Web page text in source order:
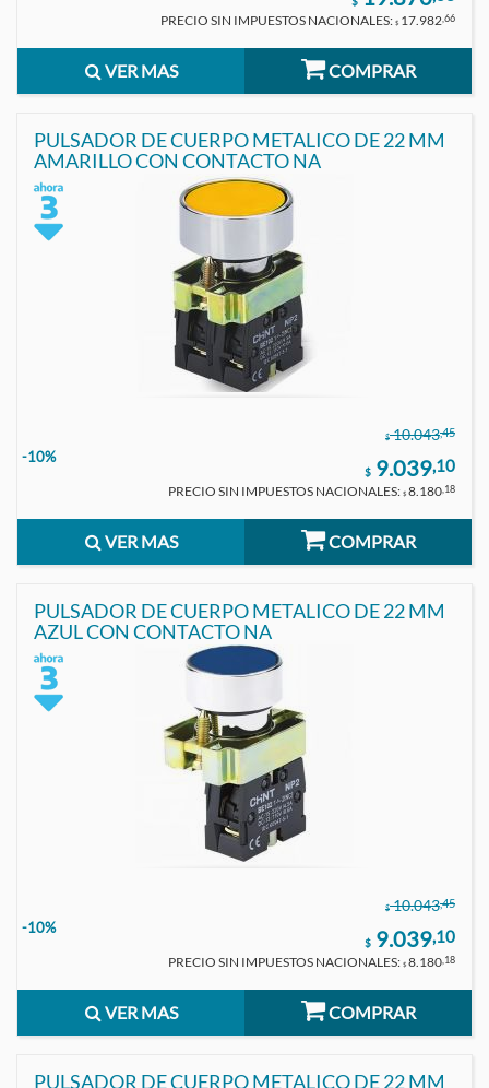
PRECIO SIN IMPUESTOS NACIONALES: $ 17.982,66
VER MAS COMPRAR
PULSADOR DE CUERPO METALICO DE 22 MM
AMARILLO CON CONTACTO NA
$ 10.043,45
-10%
$ 9.039,10
PRECIO SIN IMPUESTOS NACIONALES: $ 8.180,18
VER MAS COMPRAR
PULSADOR DE CUERPO METALICO DE 22 MM
AZUL CON CONTACTO NA
$ 10.043,45
-10%
$ 9.039,10
PRECIO SIN IMPUESTOS NACIONALES: $ 8.180,18
VER MAS COMPRAR
PULSADOR DE CUERPO METALICO DE 22 MM